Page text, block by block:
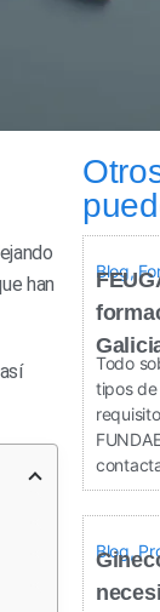
han
Blog,
Todo
tipos
Blog,